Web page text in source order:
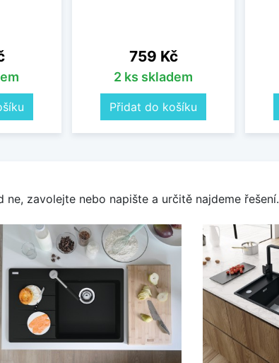
Cena
759 Kč
2 ks skladem
Přidat do košíku
zavolejte nebo napište a určitě najdeme řešení.